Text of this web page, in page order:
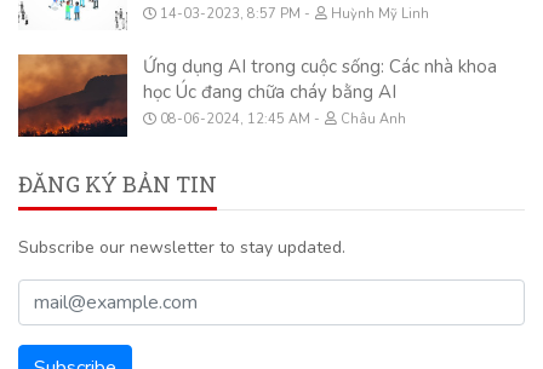
14-03-2023, 8:57 PM Huỳnh Mỹ Linh
Ứng dụng AI trong cuộc sống: Các nhà khoa
học Úc đang chữa cháy bằng AI
08-06-2024, 12:45 AM Châu Anh
ĐĂNG KÝ BẢN TIN
Subscribe our newsletter to stay updated.